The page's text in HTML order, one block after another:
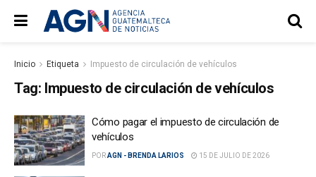
Inicio Etiqueta Impuesto de circulación de vehículos
Tag: Impuesto de circulación de vehículos
Cómo pagar el impuesto de circulación de
vehículos
PORAGN - BRENDA LARIOS 15 DE JULIO DE 2026